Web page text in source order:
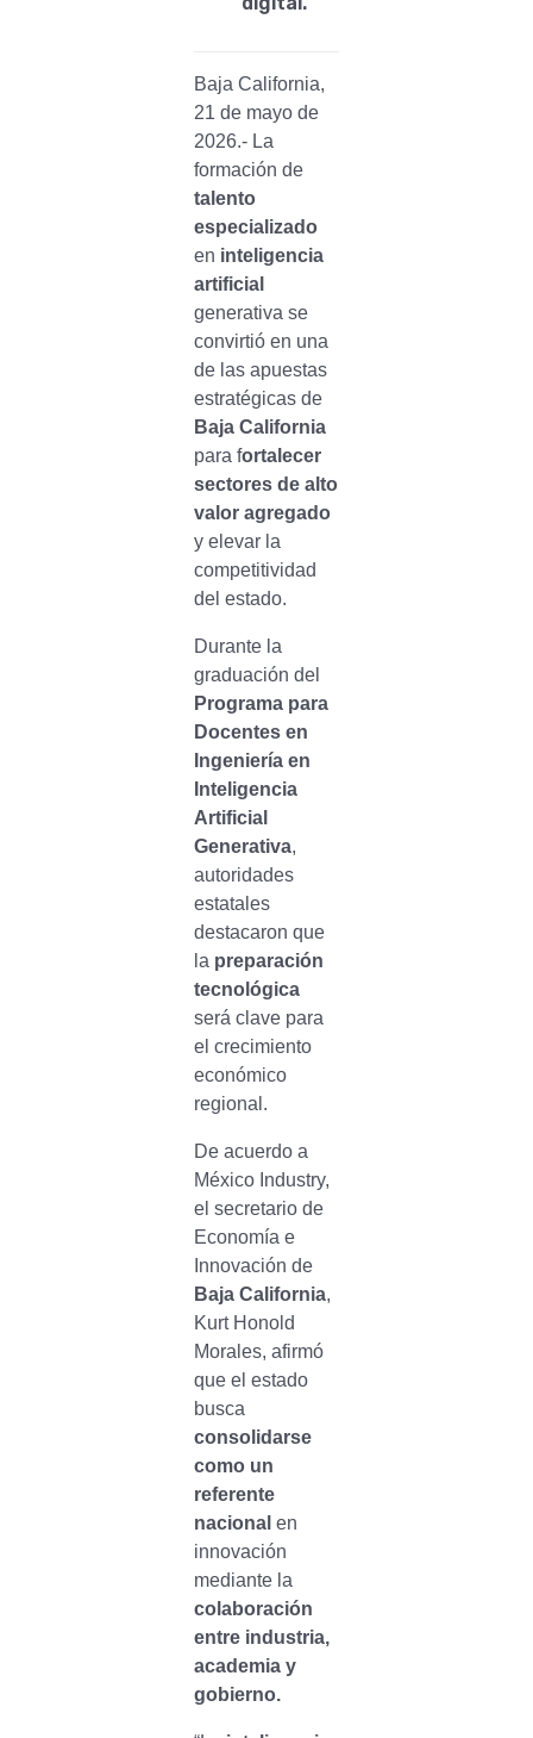
Baja California,
21 de mayo de
2026.- La
formación de
talento
especializado
en inteligencia
artificial
generativa se
convirtió en una
de las apuestas
estratégicas de
Baja California
para fortalecer
sectores de alto
valor agregado
y elevar la
competitividad
del estado.
Durante la
graduación del
Programa para
Docentes en
Ingeniería en
Inteligencia
Artificial
Generativa,
autoridades
estatales
destacaron que
la preparación
tecnológica
será clave para
el crecimiento
económico
regional.
De acuerdo a
México Industry,
el secretario de
Economía e
Innovación de
Baja California,
Kurt Honold
Morales, afirmó
que el estado
busca
consolidarse
como un
referente
nacional en
innovación
mediante la
colaboración
entre industria,
academia y
gobierno.